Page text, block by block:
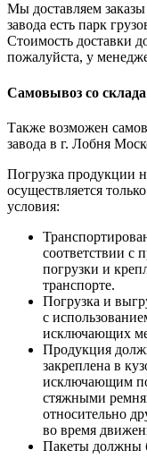
Мы доставляем
завода есть парк
Стоимость доставки
пожалуйста, у
Самовывоз со склада
Также возможен
завода в г. Лобня
Погрузка продукции
осуществляется
условия:
соответствии с
погрузки и
транспорте.
Погрузка и
с
исключающих
Продукция
закреплена в
исключающим
стяжными
относительно
во время
Пакеты должны